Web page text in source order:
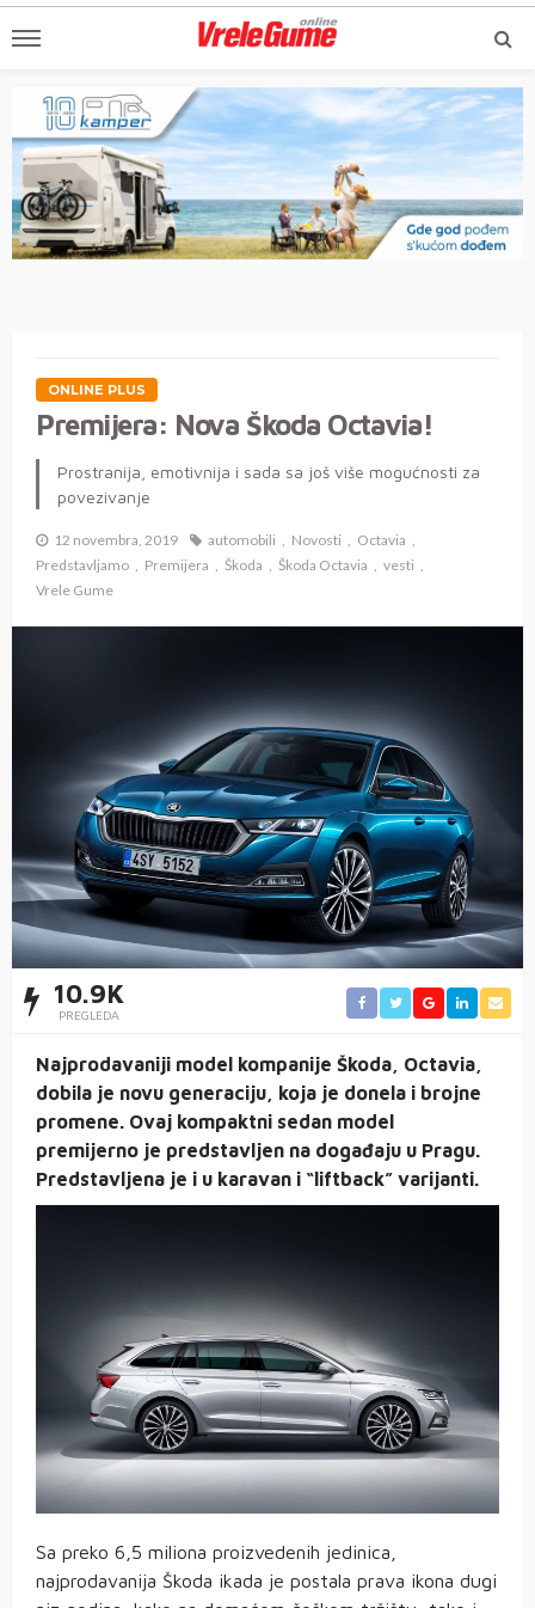
ONLINE PLUS
Premijera: Nova Škoda Octavia!
Prostranija, emotivnija i sada sa još više mogućnosti za
povezivanje
12 novembra, 2019 automobili Novosti
Octavia
Predstavljamo
Premijera Škoda Škoda Octavia
vesti
Vrele Gume
10.9K
PREGLEDA
Najprodavaniji model kompanije Škoda, Octavia,
dobila je novu generaciju, koja je donela i brojne
promene. Ovaj kompaktni sedan model
premijerno je predstavljen na događaju u Pragu.
Predstavljena je i u karavan i “liftback” varijanti.
Sa preko 6,5 miliona proizvedenih jedinica,
najprodavanija Škoda ikada je postala prava ikona dugi